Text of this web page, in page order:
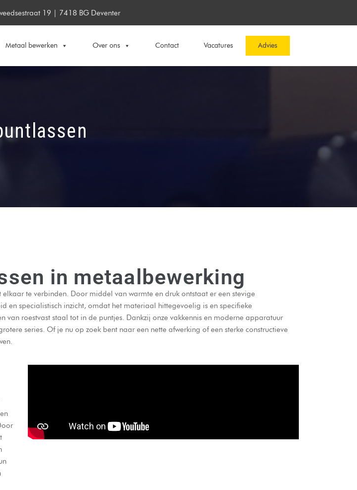
19 | 7418 BG Deventer
Metaal bewerken Over ons Contact Vacatures Advies
in metaalbewerking
te verbinden. Door middel van warmte en druk ontstaat er een stevige
en specialistisch inzicht, omdat het materiaal hittegevoelig is en specifieke
van roestvast staal tot in de puntjes. Dankzij onze vakkennis en moderne apparatuur
series. Of je nu op zoek bent naar een nette afwerking of een sterke constructieve